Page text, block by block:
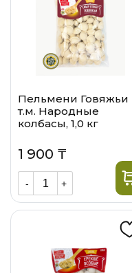
Пельмени Говяжьи
т.м. Народные
колбасы, 1,0 кг
1 900 ₸
- +